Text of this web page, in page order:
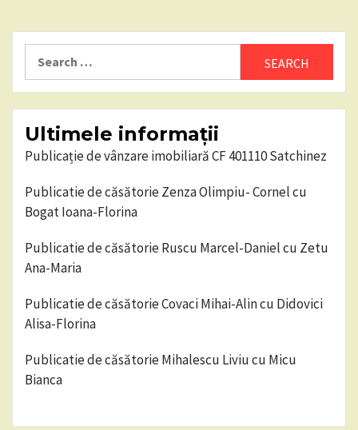
Ultimele informații
Publicație de vânzare imobiliară CF 401110 Satchinez
Publicatie de căsătorie Zenza Olimpiu- Cornel cu
Bogat Ioana-Florina
Publicatie de căsătorie Ruscu Marcel-Daniel cu Zetu
Ana-Maria
Publicatie de căsătorie Covaci Mihai-Alin cu Didovici
Alisa-Florina
Publicatie de căsătorie Mihalescu Liviu cu Micu
Bianca